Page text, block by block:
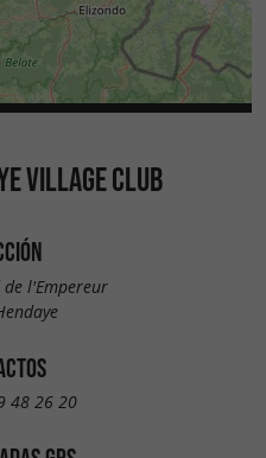
VILLAGE CLUB
l'Empereur
48 26 20